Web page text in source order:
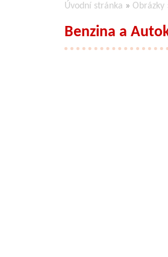
Úvodní stránka » Obrázky
Benzina a